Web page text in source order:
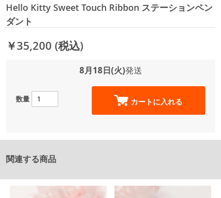
Hello Kitty Sweet Touch Ribbon ステーションペン
ダント
￥35,200 (税込)
8月18日(火)発送
数量 カートに入れる
関連する商品